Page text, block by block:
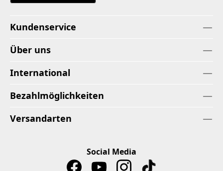
Kundenservice
Über uns
International
Bezahlmöglichkeiten
Versandarten
Social Media